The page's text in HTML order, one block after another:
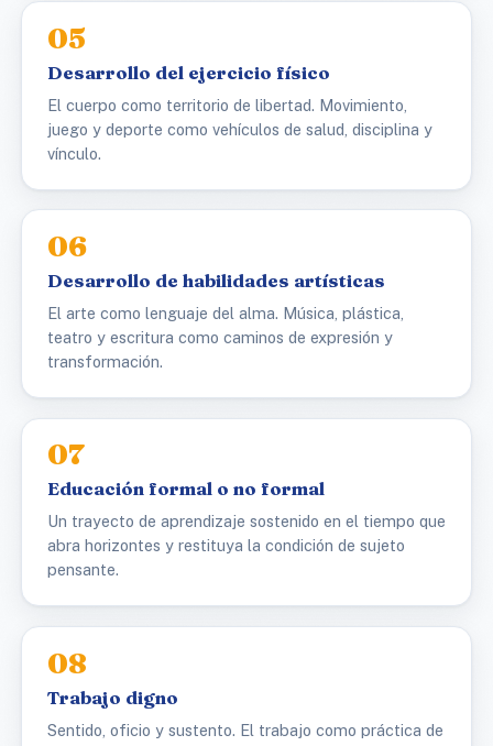
05
Desarrollo del ejercicio físico
El cuerpo como territorio de libertad. Movimiento,
juego y deporte como vehículos de salud, disciplina y
vínculo.
06
Desarrollo de habilidades artísticas
El arte como lenguaje del alma. Música, plástica,
teatro y escritura como caminos de expresión y
transformación.
07
Educación formal o no formal
Un trayecto de aprendizaje sostenido en el tiempo que
abra horizontes y restituya la condición de sujeto
pensante.
08
Trabajo digno
Sentido, oficio y sustento. El trabajo como práctica de